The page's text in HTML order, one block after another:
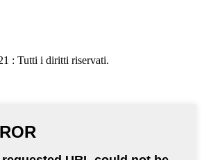
: Tutti i diritti riservati.